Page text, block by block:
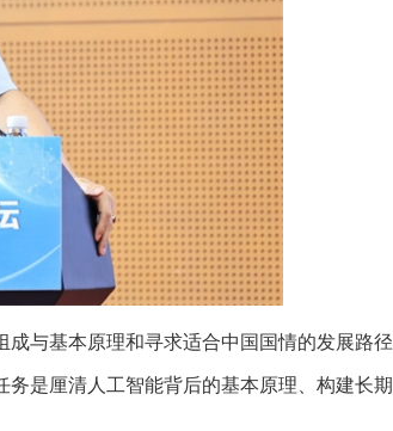
与基本原理和寻求适合中国国情的发展路径
是厘清人工智能背后的基本原理、构建长期